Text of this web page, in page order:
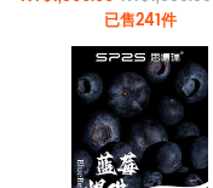
已售241件